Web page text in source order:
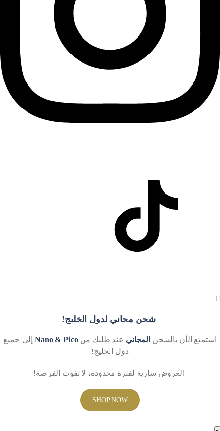
شحن مجاني لدول الخليج!
استمتع الآن بالشحن المجاني عند طلبك منNano & Pico إلى جميع
دول الخليج!
العروض سارية لفترة محدودة، لا تفوت الفرصة!
SHOP NOW